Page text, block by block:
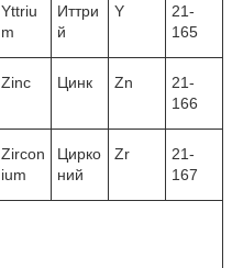
Yttriu
m
Иттри
й
Y
21-
165
Zinc Цинк Zn
21-
166
Zircon
ium
Цирко
ний
Zr
21-
167